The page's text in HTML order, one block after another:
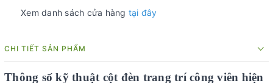
Xem danh sách cửa hàng tại đây
CHI TIẾT SẢN PHẨM
Thông số kỹ thuật cột đèn trang trí công viên hiện